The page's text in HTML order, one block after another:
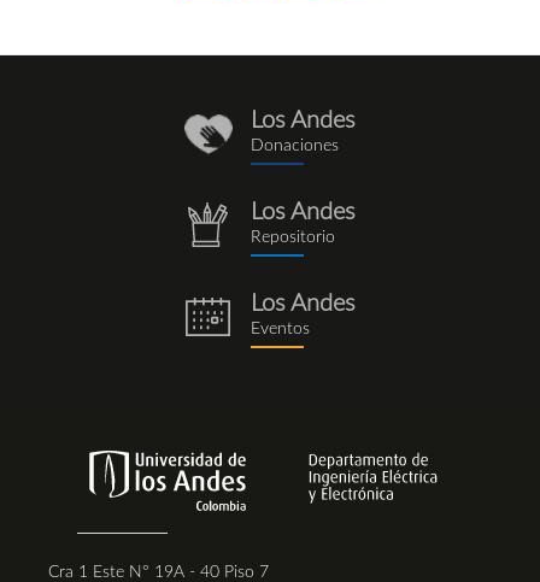
donaciones_1.png
Los Andes
Donaciones
repositorio.png
Los Andes
Repositorio
eventos.png
Los Andes
Eventos
Cra 1 Este N° 19A - 40 Piso 7